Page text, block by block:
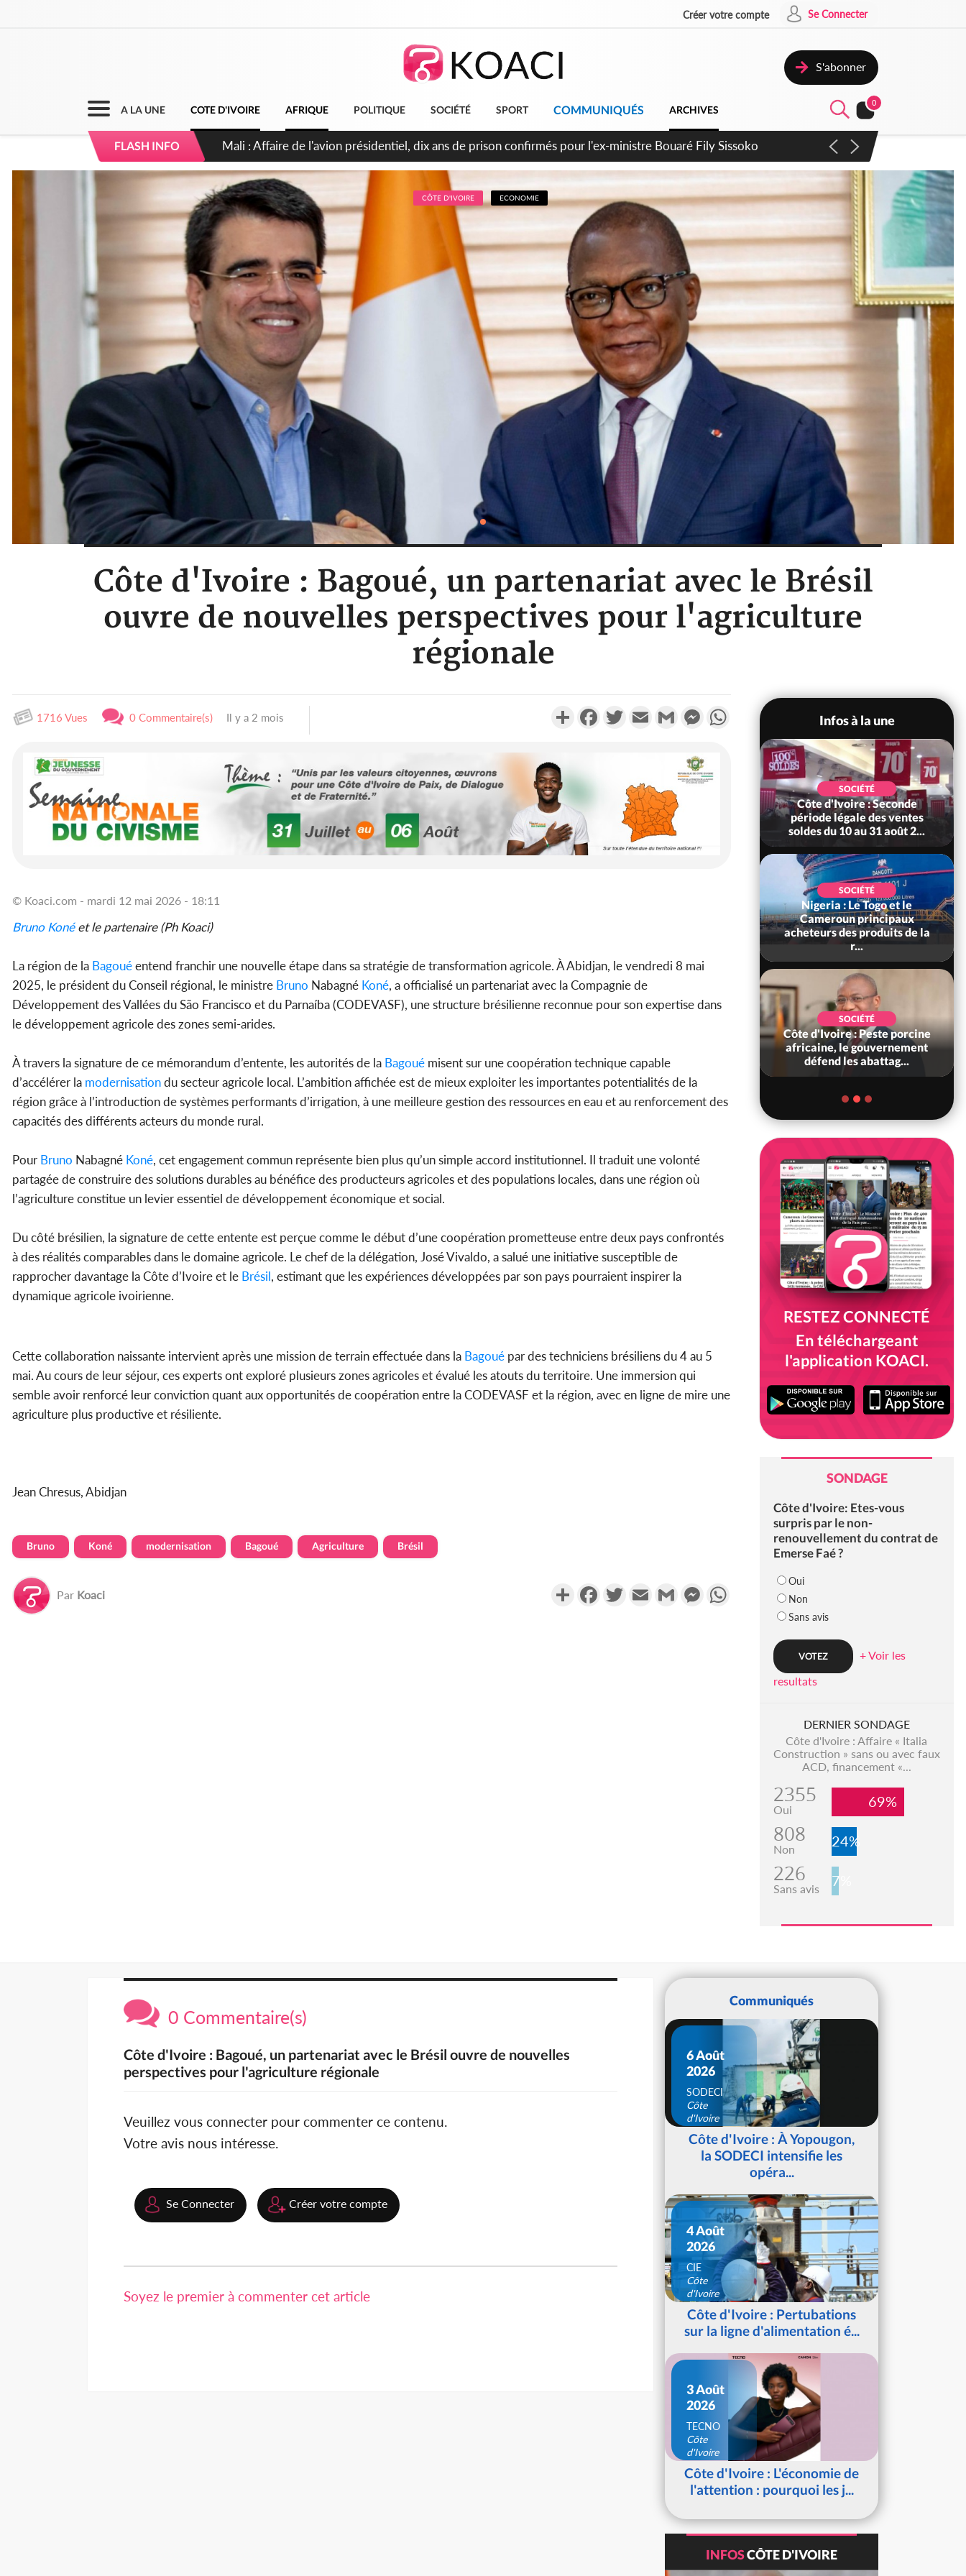
Créer votre compte Se Connecter
S'abonner
A LA UNE COTE D'IVOIRE AFRIQUE POLITIQUE SOCIÉTÉ SPORT COMMUNIQUÉS ARCHIVES
0
FLASH INFO Nigeria : Le Togo et le Cameroun principaux acheteurs des produits de la raffinerie Dangote en juillet
CÔTE D'IVOIRE ECONOMIE
Côte d'Ivoire : Bagoué, un partenariat avec le Brésil
ouvre de nouvelles perspectives pour l'agriculture
régionale
1716 Vues 0 Commentaire(s) Il y a 2 mois PartagerFacebookTwitterEmail Gmail MessengerWhatsApp
© Koaci.com - mardi 12 mai 2026 - 18:11
Bruno Konéet le partenaire (Ph Koaci)
La région de la Bagouéentend franchir une nouvelle étape dans sa stratégie de transformation agricole. À Abidjan, le vendredi 8 mai
2025, le président du Conseil régional, le ministre Bruno Nabagné Koné, a officialisé un partenariat avec la Compagnie de
Développement des Vallées du São Francisco et du Parnaíba (CODEVASF), une structure brésilienne reconnue pour son expertise dans
le développement agricole des zones semi-arides.
À travers la signature de ce mémorandum d’entente, les autorités de la Bagoué misent sur une coopération technique capable
d’accélérer la modernisationdu secteur agricole local. L’ambition affichée est de mieux exploiter les importantes potentialités de la
région grâce à l’introduction de systèmes performants d’irrigation, à une meilleure gestion des ressources en eau et au renforcement des
capacités des différents acteurs du monde rural.
Pour Bruno Nabagné Koné, cet engagement commun représente bien plus qu’un simple accord institutionnel. Il traduit une volonté
partagée de construire des solutions durables au bénéfice des producteurs agricoles et des populations locales, dans une région où
l’agriculture constitue un levier essentiel de développement économique et social.
Du côté brésilien, la signature de cette entente est perçue comme le début d’une coopération prometteuse entre deux pays confrontés
à des réalités comparables dans le domaine agricole. Le chef de la délégation, José Vivaldo, a salué une initiative susceptible de
rapprocher davantage la Côte d’Ivoire et le Brésil, estimant que les expériences développées par son pays pourraient inspirer la
dynamique agricole ivoirienne.
Cette collaboration naissante intervient après une mission de terrain effectuée dans la Bagoué par des techniciens brésiliens du 4 au 5
mai. Au cours de leur séjour, ces experts ont exploré plusieurs zones agricoles et évalué les atouts du territoire. Une immersion qui
semble avoir renforcé leur conviction quant aux opportunités de coopération entre la CODEVASF et la région, avec en ligne de mire une
agriculture plus productive et résiliente.
Jean Chresus, Abidjan
Bruno Koné modernisation Bagoué Agriculture Brésil
Par Koaci PartagerFacebookTwitterEmail Gmail MessengerWhatsApp
Infos à la une
POLITIQUE
Sénégal : Le ministre de la
Justice somme les
responsables de déclarer
leur...
du PR Alassane...
SOCIÉTÉ
Côte d'Ivoire : Seconde
période légale des ventes
soldes du 10 au 31 août 2...
SOCIÉTÉ
Nigeria : Le Togo et le
Cameroun principaux
acheteurs des produits de la
r...
SOCIÉTÉ
Côte d'Ivoire : Peste porcine
africaine, le gouvernement
défend les abattag...
RESTEZ CONNECTÉ
En téléchargeant
l'application KOACI.
SONDAGE
Côte d'Ivoire: Etes-vous
surpris par le non-
renouvellement du contrat de
Emerse Faé ?
Oui
Non
Sans avis
+ Voir les
resultats
DERNIER SONDAGE
Côte d'Ivoire : Affaire « Italia
Construction » sans ou avec faux
ACD, financement «...
2355
Oui 69%
808
Non 24%
226
Sans avis 7%
0 Commentaire(s)
Côte d'Ivoire : Bagoué, un partenariat avec le Brésil ouvre de nouvelles
perspectives pour l'agriculture régionale
Veuillez vous connecter pour commenter ce contenu.
Votre avis nous intéresse.
Se Connecter Créer votre compte
Soyez le premier à commenter cet article
Communiqués
6 Août
2026
SODECI
Côte
d'Ivoire
Côte d'Ivoire : À Yopougon,
la SODECI intensifie les
opéra...
4 Août
2026
CIE
Côte
d'Ivoire
Côte d'Ivoire : Pertubations
sur la ligne d'alimentation é...
3 Août
2026
TECNO
Côte
d'Ivoire
Côte d'Ivoire : L'économie de
l'attention : pourquoi les j...
INFOSCÔTE D'IVOIRE